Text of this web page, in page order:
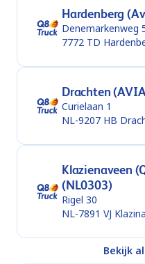
Hardenberg
Denemarkenweg
7772 TD
Drachten
Curielaan 1
NL-9207 HB
Klazienaveen
(NL0303)
Rigel 30
NL-7891 VJ
Bekijk